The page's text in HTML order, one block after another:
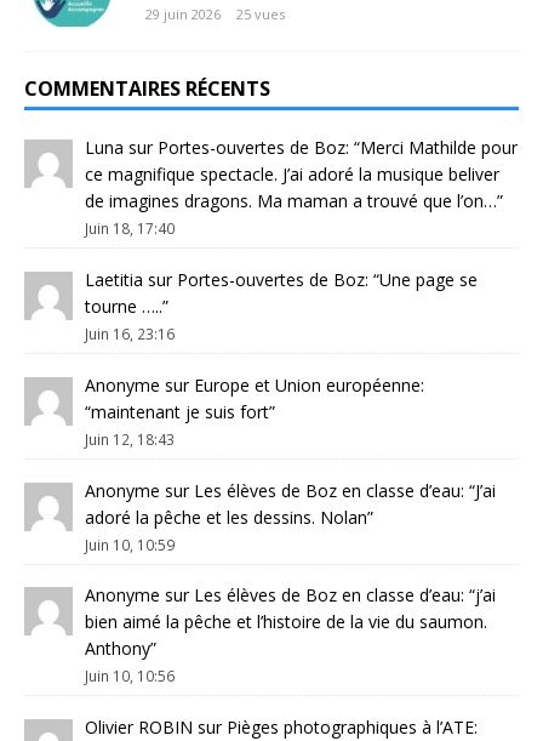
29 juin 2026 25 vues
COMMENTAIRES RÉCENTS
Luna sur Portes-ouvertes de Boz: “Merci Mathilde pour
ce magnifique spectacle. J’ai adoré la musique beliver
de imagines dragons. Ma maman a trouvé que l’on…”
Juin 18, 17:40
Laetitia sur Portes-ouvertes de Boz: “Une page se
tourne …..”
Juin 16, 23:16
Anonyme sur Europe et Union européenne:
“maintenant je suis fort”
Juin 12, 18:43
Anonyme sur Les élèves de Boz en classe d’eau: “J’ai
adoré la pêche et les dessins. Nolan”
Juin 10, 10:59
Anonyme sur Les élèves de Boz en classe d’eau: “j’ai
bien aimé la pêche et l’histoire de la vie du saumon.
Anthony”
Juin 10, 10:56
Olivier ROBIN sur Pièges photographiques à l’ATE: